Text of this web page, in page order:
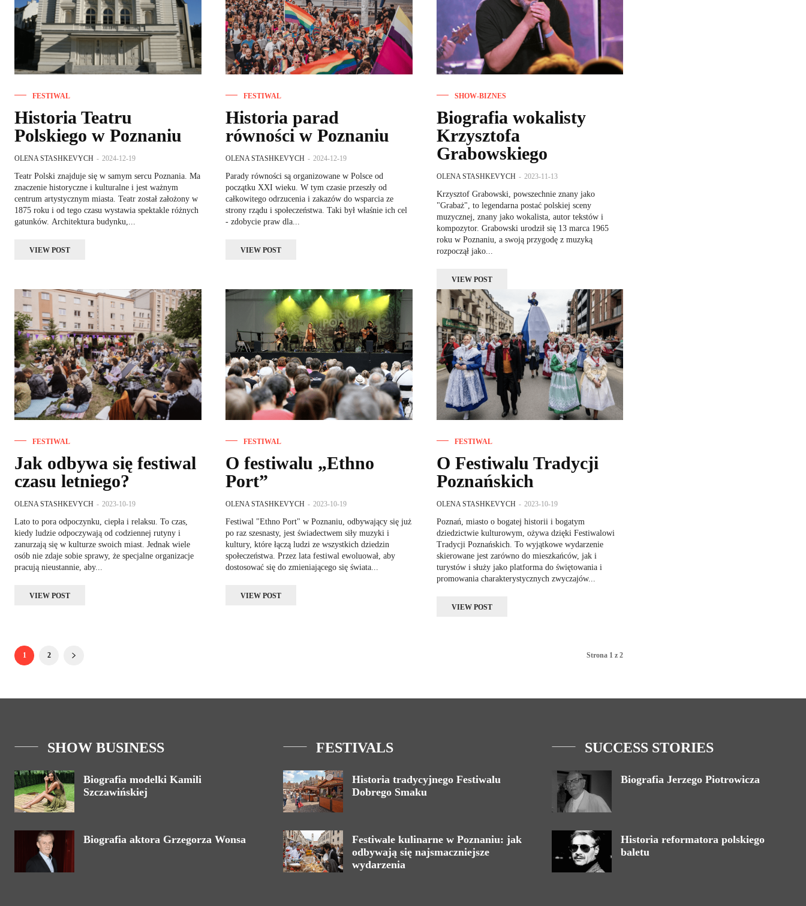
FESTIWAL
Historia Teatru
Polskiego w Poznaniu
OLENA STASHKEVYCH - 2024-12-19
Teatr Polski znajduje się w samym sercu Poznania. Ma
znaczenie historyczne i kulturalne i jest ważnym
centrum artystycznym miasta. Teatr został założony w
1875 roku i od tego czasu wystawia spektakle różnych
gatunków. Architektura budynku,...
VIEW POST
FESTIWAL
Historia parad
równości w Poznaniu
OLENA STASHKEVYCH - 2024-12-19
Parady równości są organizowane w Polsce od
początku XXI wieku. W tym czasie przeszły od
całkowitego odrzucenia i zakazów do wsparcia ze
strony rządu i społeczeństwa. Taki był właśnie ich cel
- zdobycie praw dla...
VIEW POST
SHOW-BIZNES
Biografia wokalisty
Krzysztofa
Grabowskiego
OLENA STASHKEVYCH - 2023-11-13
Krzysztof Grabowski, powszechnie znany jako
"Grabaż", to legendarna postać polskiej sceny
muzycznej, znany jako wokalista, autor tekstów i
kompozytor. Grabowski urodził się 13 marca 1965
roku w Poznaniu, a swoją przygodę z muzyką
rozpoczął jako...
VIEW POST
FESTIWAL
Jak odbywa się festiwal
czasu letniego?
OLENA STASHKEVYCH - 2023-10-19
Lato to pora odpoczynku, ciepła i relaksu. To czas,
kiedy ludzie odpoczywają od codziennej rutyny i
zanurzają się w kulturze swoich miast. Jednak wiele
osób nie zdaje sobie sprawy, że specjalne organizacje
pracują nieustannie, aby...
VIEW POST
FESTIWAL
O festiwalu „Ethno
Port”
OLENA STASHKEVYCH - 2023-10-19
Festiwal "Ethno Port" w Poznaniu, odbywający się już
po raz szesnasty, jest świadectwem siły muzyki i
kultury, które łączą ludzi ze wszystkich dziedzin
społeczeństwa. Przez lata festiwal ewoluował, aby
dostosować się do zmieniającego się świata...
VIEW POST
FESTIWAL
O Festiwalu Tradycji
Poznańskich
OLENA STASHKEVYCH - 2023-10-19
Poznań, miasto o bogatej historii i bogatym
dziedzictwie kulturowym, ożywa dzięki Festiwalowi
Tradycji Poznańskich. To wyjątkowe wydarzenie
skierowane jest zarówno do mieszkańców, jak i
turystów i służy jako platforma do świętowania i
promowania charakterystycznych zwyczajów...
VIEW POST
1 2 Strona 1 z 2
SHOW BUSINESS
Biografia modelki Kamili
Szczawińskiej
Biografia aktora Grzegorza Wonsa
FESTIVALS
Historia tradycyjnego Festiwalu
Dobrego Smaku
Festiwale kulinarne w Poznaniu: jak
odbywają się najsmaczniejsze
wydarzenia
SUCCESS STORIES
Biografia Jerzego Piotrowicza
Historia reformatora polskiego
baletu